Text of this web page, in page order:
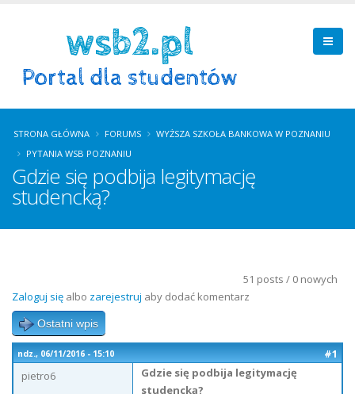
STRONA GŁÓWNA FORUMS
WYŻSZA SZKOŁA BANKOWA W POZNANIU
PYTANIA WSB POZNANIU
Gdzie się podbija legitymację
studencką?
51 posts / 0 nowych
Zaloguj się albo zarejestruj aby dodać komentarz
Ostatni wpis
ndz., 06/11/2016 - 15:10
#1
pietro6
Gdzie się podbija legitymację
studencką?